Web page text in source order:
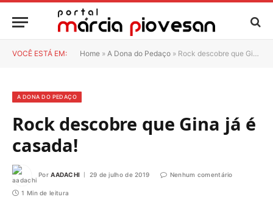
VOCÊ ESTÁ EM: Home » A Dona do Pedaço » Rock descobre que Gina já é casada!
A DONA DO PEDAÇO
Rock descobre que Gina já é
casada!
Por AADACHI 29 de julho de 2019 Nenhum comentário
1 Min de leitura